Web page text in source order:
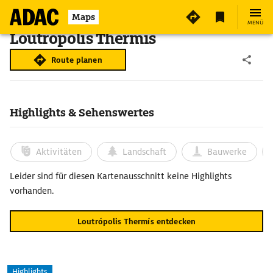
Maps MENÜ
Loutrópolis Thermís
Route planen
Highlights & Sehenswertes
Aktivitäten Landschaft Bauwerke
Leider sind für diesen Kartenausschnitt keine Highlights
vorhanden.
Loutrópolis Thermís entdecken